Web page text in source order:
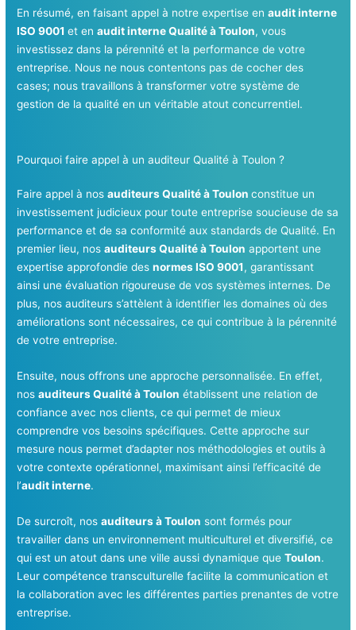
En résumé, en faisant appel à notre expertise enaudit interne
ISO 9001et enaudit interne Qualité à Toulon, vous
investissez dans la pérennité et la performance de votre
entreprise. Nous ne nous contentons pas de cocher des
cases; nous travaillons à transformer votre système de
gestion de la qualité en un véritable atout concurrentiel.
Pourquoi faire appel à un auditeur Qualité à Toulon ?
Faire appel à nosauditeurs Qualité à Toulonconstitue un
investissement judicieux pour toute entreprise soucieuse de sa
performance et de sa conformité aux standards de Qualité. En
premier lieu, nosauditeurs Qualité à Toulon apportent une
expertise approfondie desnormes ISO 9001, garantissant
ainsi une évaluation rigoureuse de vos systèmes internes. De
plus, nos auditeurs s’attèlent à identifier les domaines où des
améliorations sont nécessaires, ce qui contribue à la pérennité
de votre entreprise.
Ensuite, nous offrons une approche personnalisée. En effet,
nosauditeurs Qualité à Toulon établissent une relation de
confiance avec nos clients, ce qui permet de mieux
comprendre vos besoins spécifiques. Cette approche sur
mesure nous permet d’adapter nos méthodologies et outils à
votre contexte opérationnel, maximisant ainsi l’efficacité de
l’audit interne.
De surcroît, nosauditeurs à Toulon sont formés pour
travailler dans un environnement multiculturel et diversifié, ce
qui est un atout dans une ville aussi dynamique queToulon.
Leur compétence transculturelle facilite la communication et
la collaboration avec les différentes parties prenantes de votre
entreprise.